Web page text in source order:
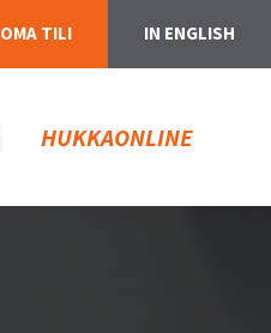
OMA TILI IN ENGLISH
HUKKAONLINE